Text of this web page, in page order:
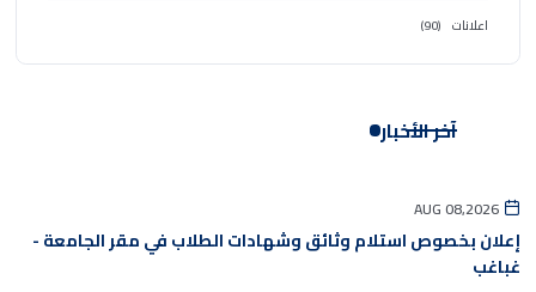
اعلانات (90)
آخر الأخبار
AUG 08,2026
إعلان بخصوص استلام وثائق وشهادات الطلاب في مقر الجامعة -
غباغب